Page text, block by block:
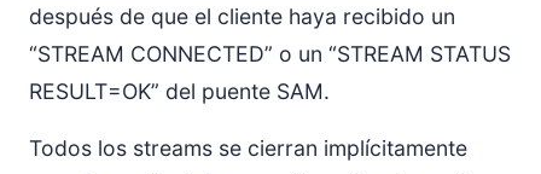
después de que el cliente haya recibido un
“STREAM CONNECTED” o un “STREAM STATUS
RESULT=OK” del puente SAM.
Todos los streams se cierran implícitamente